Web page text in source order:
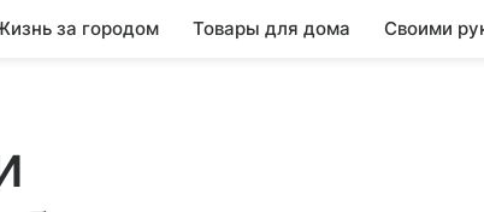
за городом Товары для дома Своими